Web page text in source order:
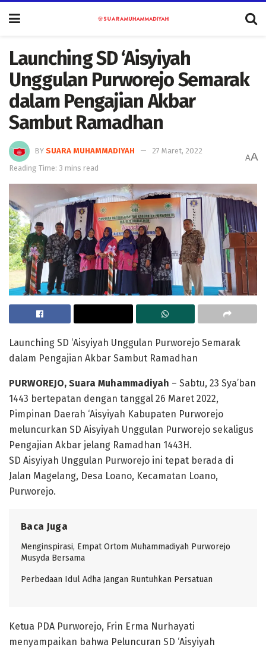
Launching SD ‘Aisyiyah
Unggulan Purworejo Semarak
dalam Pengajian Akbar
Sambut Ramadhan
BY SUARA MUHAMMADIYAH
27 Maret, 2022
Reading Time: 3 mins read
AA
Launching SD ‘Aisyiyah Unggulan Purworejo Semarak
dalam Pengajian Akbar Sambut Ramadhan
PURWOREJO, Suara Muhammadiyah – Sabtu, 23 Sya’ban
1443 bertepatan dengan tanggal 26 Maret 2022,
Pimpinan Daerah ‘Aisyiyah Kabupaten Purworejo
meluncurkan SD Aisyiyah Unggulan Purworejo sekaligus
Pengajian Akbar jelang Ramadhan 1443H.
SD Aisyiyah Unggulan Purworejo ini tepat berada di
Jalan Magelang, Desa Loano, Kecamatan Loano,
Purworejo.
Baca Juga
Menginspirasi, Empat Ortom Muhammadiyah Purworejo
Musyda Bersama
Perbedaan Idul Adha Jangan Runtuhkan Persatuan
Ketua PDA Purworejo, Frin Erma Nurhayati
menyampaikan bahwa Peluncuran SD ‘Aisyiyah